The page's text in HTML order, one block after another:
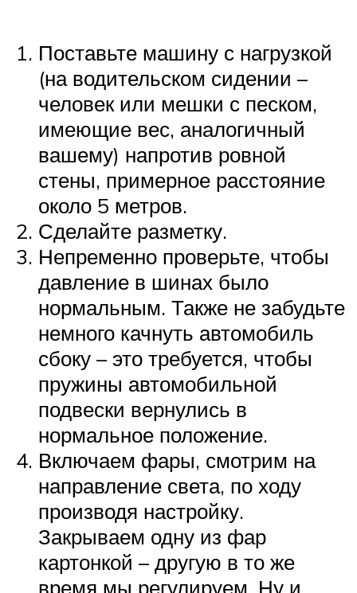
Поставьте машину с нагрузкой
(на водительском сидении –
человек или мешки с песком,
имеющие вес, аналогичный
вашему) напротив ровной
стены, примерное расстояние
около 5 метров.
Сделайте разметку.
Непременно проверьте, чтобы
давление в шинах было
нормальным. Также не забудьте
немного качнуть автомобиль
сбоку – это требуется, чтобы
пружины автомобильной
подвески вернулись в
нормальное положение.
Включаем фары, смотрим на
направление света, по ходу
производя настройку.
Закрываем одну из фар
картонкой – другую в то же
время мы регулируем. Ну и